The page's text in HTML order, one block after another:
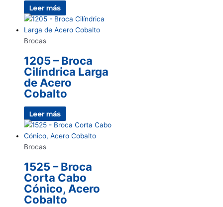
Leer más
Brocas
1205 – Broca
Cilíndrica Larga
de Acero
Cobalto
Leer más
Brocas
1525 – Broca
Corta Cabo
Cónico, Acero
Cobalto